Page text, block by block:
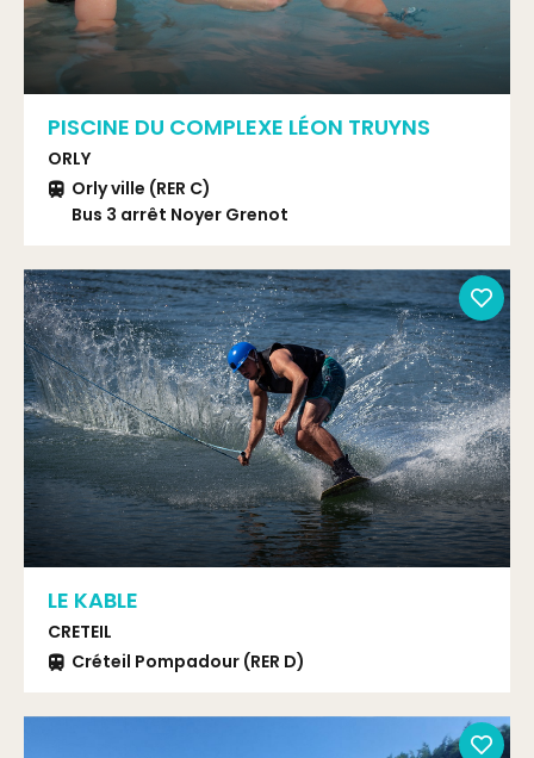
PISCINE DU COMPLEXE LÉON TRUYNS
ORLY
Orly ville (RER C)
Bus 3 arrêt Noyer Grenot
LE KABLE
CRETEIL
Créteil Pompadour (RER D)